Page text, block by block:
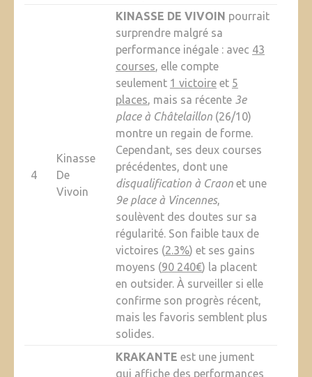
4
Kinasse
De
Vivoin
KINASSE DE VIVOIN pourrait
surprendre malgré sa
performance inégale : avec 43
courses, elle compte
seulement 1 victoireet 5
places, mais sa récente 3e
place à Châtelaillon(26/10)
montre un regain de forme.
Cependant, ses deux courses
précédentes, dont une
disqualification à Craonet une
9e place à Vincennes,
soulèvent des doutes sur sa
régularité. Son faible taux de
victoires (2.3%) et ses gains
moyens (90 240€) la placent
en outsider. À surveiller si elle
confirme son progrès récent,
mais les favoris semblent plus
solides.
KRAKANTE est une jument
qui affiche des performances